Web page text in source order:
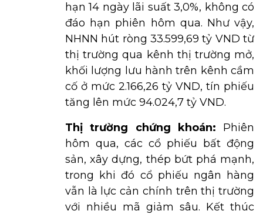
hạn 14 ngày lãi suất 3,0%, không có
đáo hạn phiên hôm qua. Như vậy,
NHNN hút ròng 33.599,69 tỷ VND từ
thị trường qua kênh thị trường mở,
khối lượng lưu hành trên kênh cầm
cố ở mức 2.166,26 tỷ VND, tín phiếu
tăng lên mức 94.024,7 tỷ VND.
Thị trường chứng khoán: Phiên
hôm qua, các cổ phiếu bất động
sản, xây dựng, thép bứt phá mạnh,
trong khi đó cổ phiếu ngân hàng
vẫn là lực cản chính trên thị trường
với nhiều mã giảm sâu. Kết thúc